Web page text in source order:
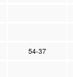
54-37